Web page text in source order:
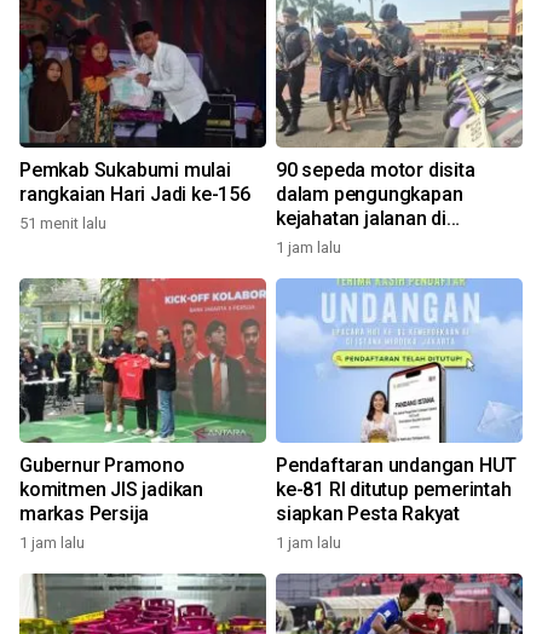
Pemkab Sukabumi mulai
rangkaian Hari Jadi ke-156
51 menit lalu
90 sepeda motor disita
dalam pengungkapan
kejahatan jalanan di
Bandung
1 jam lalu
Gubernur Pramono
komitmen JIS jadikan
markas Persija
1 jam lalu
Pendaftaran undangan HUT
ke-81 RI ditutup pemerintah
siapkan Pesta Rakyat
1 jam lalu